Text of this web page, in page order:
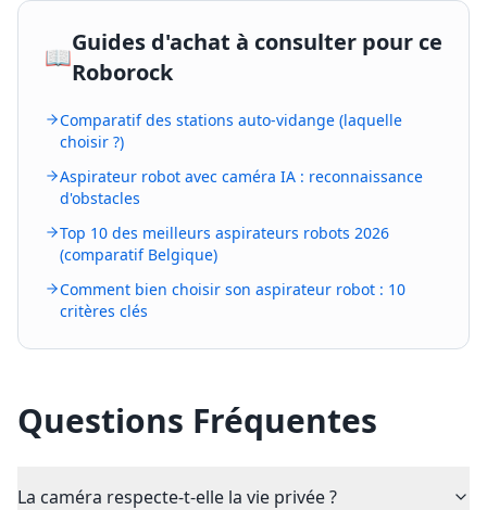
📖
Guides d'achat à consulter pour ce
Roborock
Comparatif des stations auto-vidange (laquelle
choisir ?)
Aspirateur robot avec caméra IA : reconnaissance
d'obstacles
Top 10 des meilleurs aspirateurs robots 2026
(comparatif Belgique)
Comment bien choisir son aspirateur robot : 10
critères clés
Questions Fréquentes
La caméra respecte-t-elle la vie privée ?